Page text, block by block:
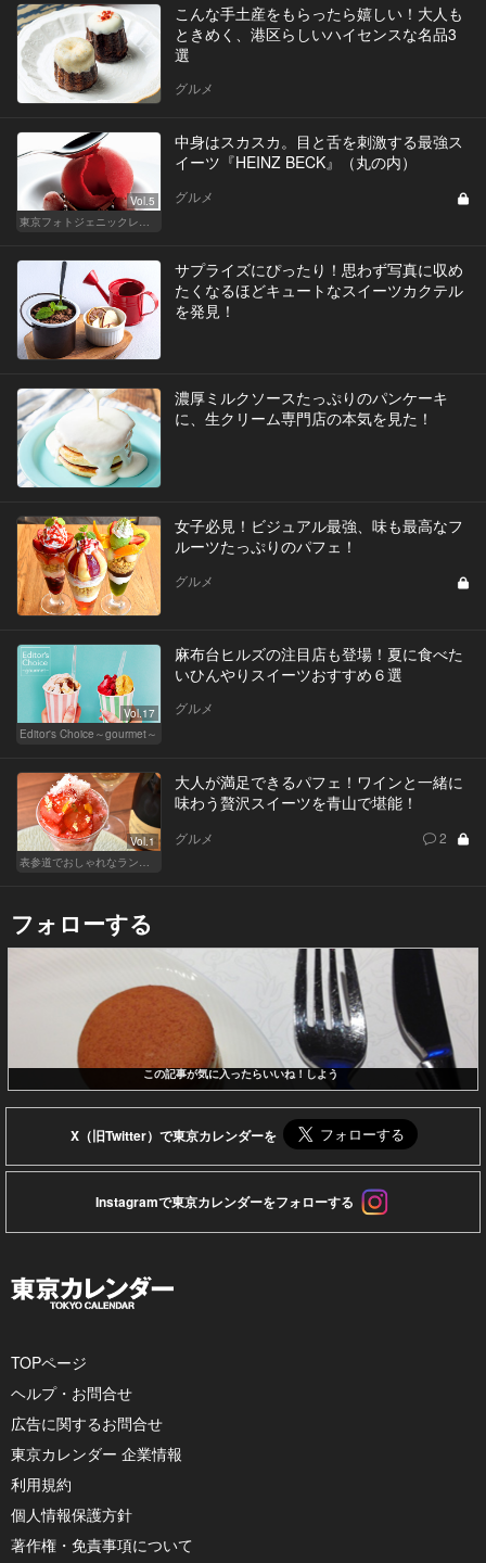
こんな手土産をもらったら嬉しい！大人も
ときめく、港区らしいハイセンスな名品3
選
グルメ
Vol.5
中身はスカスカ。目と舌を刺激する最強ス
イーツ『HEINZ BECK』（丸の内）
グルメ
サプライズにぴったり！思わず写真に収め
たくなるほどキュートなスイーツカクテル
を発見！
濃厚ミルクソースたっぷりのパンケーキ
に、生クリーム専門店の本気を見た！
女子必見！ビジュアル最強、味も最高なフ
ルーツたっぷりのパフェ！
グルメ
Vol.17
Editor's Choice～gourmet～
麻布台ヒルズの注目店も登場！夏に食べた
いひんやりスイーツおすすめ６選
グルメ
Vol.1
大人が満足できるパフェ！ワインと一緒に
味わう贅沢スイーツを青山で堪能！
グルメ 2
フォローする
この記事が気に入ったらいいね！しよう
X（旧Twitter）で東京カレンダーを
Instagramで東京カレンダーをフォローする
TOPページ
ヘルプ・お問合せ
広告に関するお問合せ
東京カレンダー 企業情報
利用規約
個人情報保護方針
著作権・免責事項について